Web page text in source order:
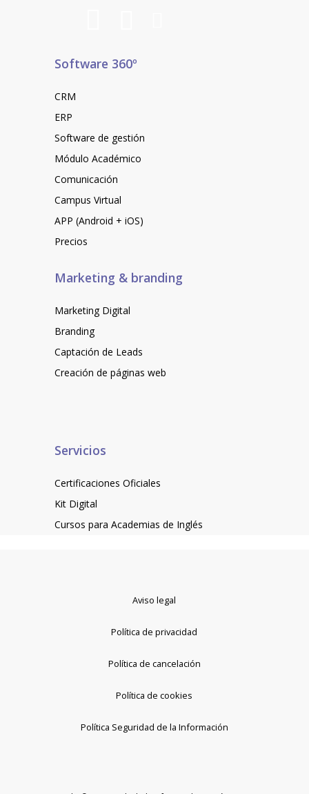
Software 360º
CRM
ERP
Software de gestión
Módulo Académico
Comunicación
Campus Virtual
APP (Android + iOS)
Precios
Marketing & branding
Marketing Digital
Branding
Captación de Leads
Creación de páginas web
Servicios
Certificaciones Oficiales
Kit Digital
Cursos para Academias de Inglés
Aviso legal
Política de privacidad
Política de cancelación
Política de cookies
Política Seguridad de la Información